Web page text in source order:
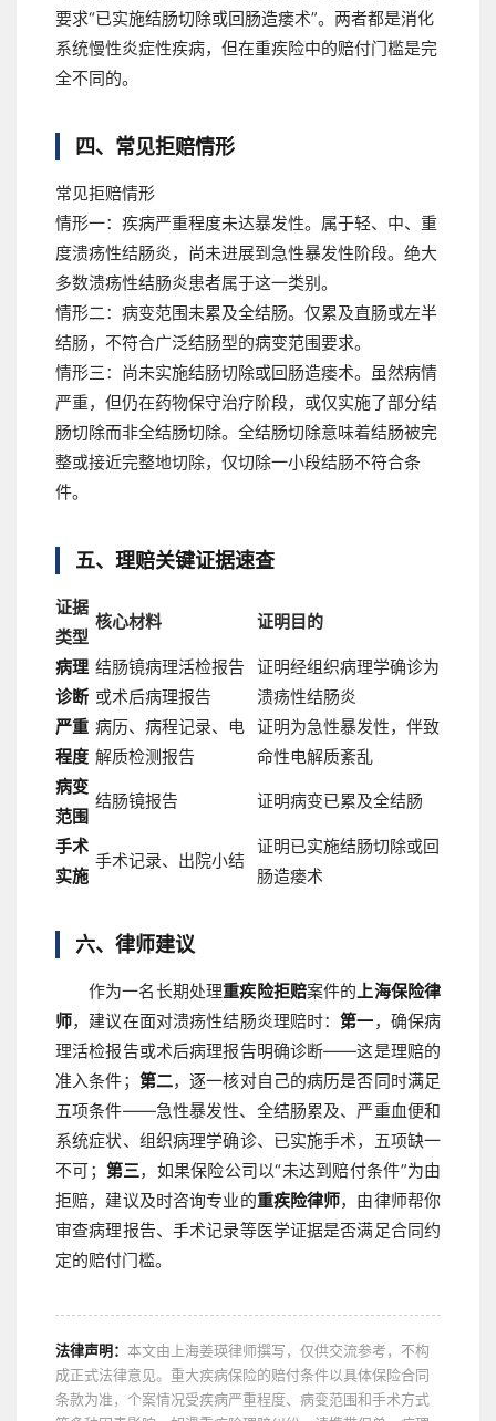
要求“已实施结肠切除或回肠造瘘术”。两者都是消化
系统慢性炎症性疾病，但在重疾险中的赔付门槛是完
全不同的。
四、常见拒赔情形
常见拒赔情形
情形一：疾病严重程度未达暴发性。 属于轻、中、重
度溃疡性结肠炎，尚未进展到急性暴发性阶段。绝大
多数溃疡性结肠炎患者属于这一类别。
情形二：病变范围未累及全结肠。 仅累及直肠或左半
结肠，不符合广泛结肠型的病变范围要求。
情形三：尚未实施结肠切除或回肠造瘘术。 虽然病情
严重，但仍在药物保守治疗阶段，或仅实施了部分结
肠切除而非全结肠切除。全结肠切除意味着结肠被完
整或接近完整地切除，仅切除一小段结肠不符合条
件。
五、理赔关键证据速查
证据
类型
核心材料 证明目的
病理
诊断
结肠镜病理活检报告
或术后病理报告
证明经组织病理学确诊为
溃疡性结肠炎
严重
程度
病历、病程记录、电
解质检测报告
证明为急性暴发性，伴致
命性电解质紊乱
病变
范围
结肠镜报告 证明病变已累及全结肠
手术
实施
手术记录、出院小结
证明已实施结肠切除或回
肠造瘘术
六、律师建议
作为一名长期处理重疾险拒赔案件的上海保险律
师，建议在面对溃疡性结肠炎理赔时：第一，确保病
理活检报告或术后病理报告明确诊断——这是理赔的
准入条件； 第二，逐一核对自己的病历是否同时满足
五项条件——急性暴发性、全结肠累及、严重血便和
系统症状、组织病理学确诊、已实施手术，五项缺一
不可； 第三，如果保险公司以“未达到赔付条件”为由
拒赔，建议及时咨询专业的重疾险律师，由律师帮你
审查病理报告、手术记录等医学证据是否满足合同约
定的赔付门槛。
法律声明： 本文由上海姜瑛律师撰写，仅供交流参考，不构
成正式法律意见。重大疾病保险的赔付条件以具体保险合同
条款为准，个案情况受疾病严重程度、病变范围和手术方式